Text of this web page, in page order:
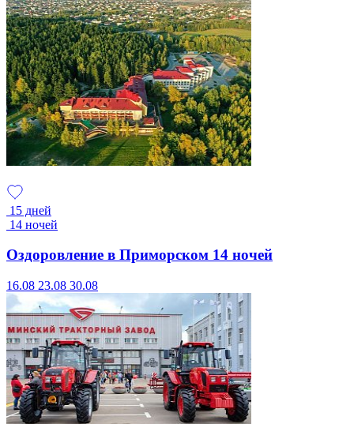
15 дней
14 ночей
Оздоровление в Приморском 14 ночей
16.08 23.08 30.08